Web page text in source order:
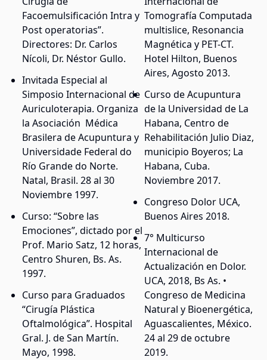
Facoemulsificación Intra y
Post operatorias”.
Directores: Dr. Carlos
Nícoli, Dr. Néstor Gullo.
Invitada Especial al
Simposio Internacional de
Auriculoterapia. Organiza
la Asociación Médica
Brasilera de Acupuntura y
Universidade Federal do
Río Grande do Norte.
Natal, Brasil. 28 al 30
Noviembre 1997.
Curso: “Sobre las
Emociones”, dictado por el
Prof. Mario Satz, 12 horas,
Centro Shuren, Bs. As.
1997.
Curso para Graduados
“Cirugía Plástica
Oftalmológica”. Hospital
Gral. J. de San Martín.
Mayo, 1998.
Tomografía Computada
multislice, Resonancia
Magnética y PET-CT.
Hotel Hilton, Buenos
Aires, Agosto 2013.
Curso de Acupuntura
de la Universidad de La
Habana, Centro de
Rehabilitación Julio Diaz,
municipio Boyeros; La
Habana, Cuba.
Noviembre 2017.
Congreso Dolor UCA,
Buenos Aires 2018.
7° Multicurso
Internacional de
Actualización en Dolor.
UCA, 2018, Bs As. •
Congreso de Medicina
Natural y Bioenergética,
Aguascalientes, México.
24 al 29 de octubre
2019.